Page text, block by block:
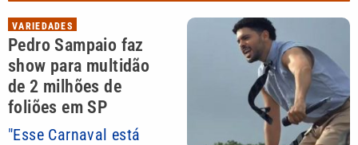
VARIEDADES
Pedro Sampaio faz
show para multidão
de 2 milhões de
foliões em SP
"Esse Carnaval está